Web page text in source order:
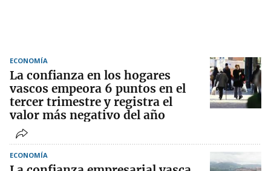
ECONOMÍA
La confianza en los hogares
vascos empeora 6 puntos en el
tercer trimestre y registra el
valor más negativo del año
ECONOMÍA